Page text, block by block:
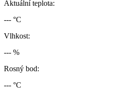
Aktuální teplota:
--- °C
Vlhkost:
--- %
Rosný bod:
--- °C